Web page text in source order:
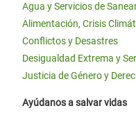
Agua y Servicios de
Alimentación, Crisis
Conflictos y Desastres
Desigualdad Extrema y
Justicia de Género y
Ayúdanos a salvar vidas